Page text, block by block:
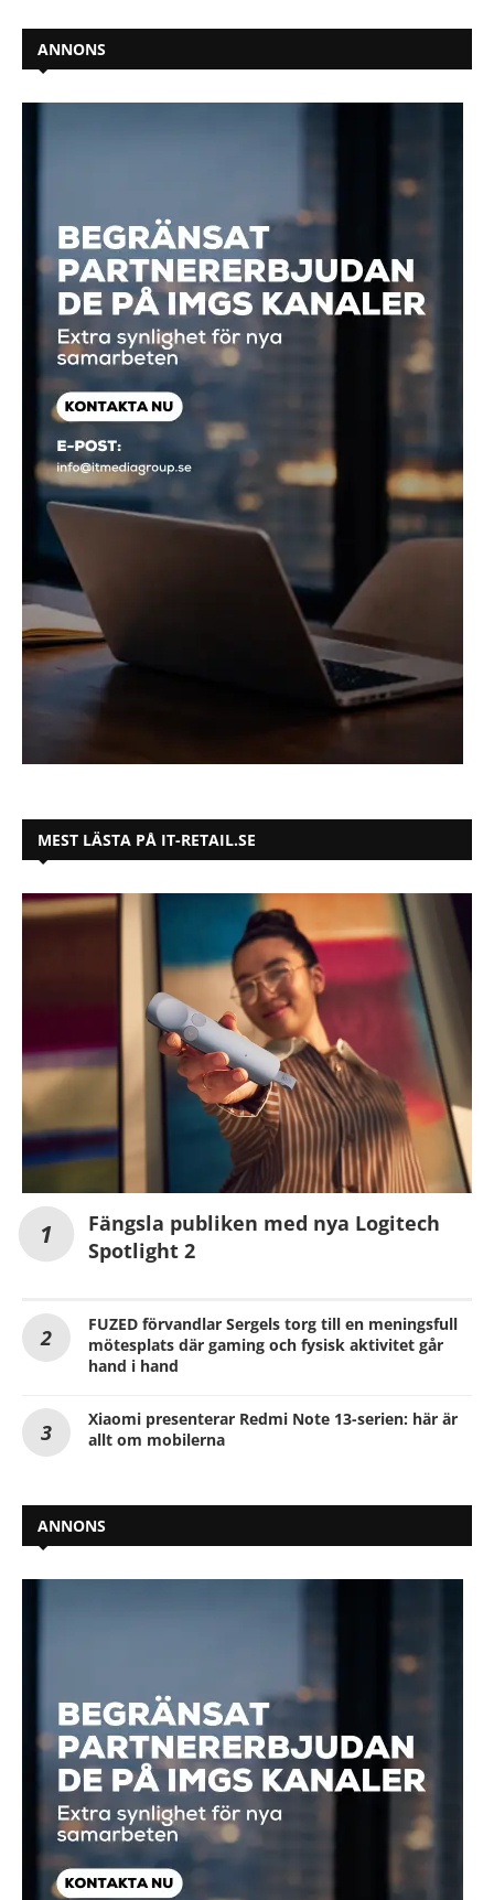
ANNONS
MEST LÄSTA PÅ IT-RETAIL.SE
Fängsla publiken med nya Logitech
Spotlight 2
FUZED förvandlar Sergels torg till en meningsfull
mötesplats där gaming och fysisk aktivitet går
hand i hand
Xiaomi presenterar Redmi Note 13-serien: här är
allt om mobilerna
ANNONS